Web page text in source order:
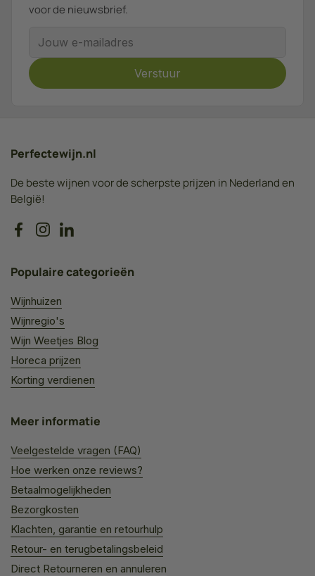
voor de nieuwsbrief.
Verstuur
Perfectewijn.nl
De beste wijnen voor de scherpste prijzen in Nederland en
België!
Facebook
InstagramLinkedIn
Populaire categorieën
Wijnhuizen
Wijnregio's
Wijn Weetjes Blog
Horeca prijzen
Korting verdienen
Meer informatie
Veelgestelde vragen (FAQ)
Hoe werken onze reviews?
Betaalmogelijkheden
Bezorgkosten
Klachten, garantie en retourhulp
Retour- en terugbetalingsbeleid
Direct Retourneren en annuleren